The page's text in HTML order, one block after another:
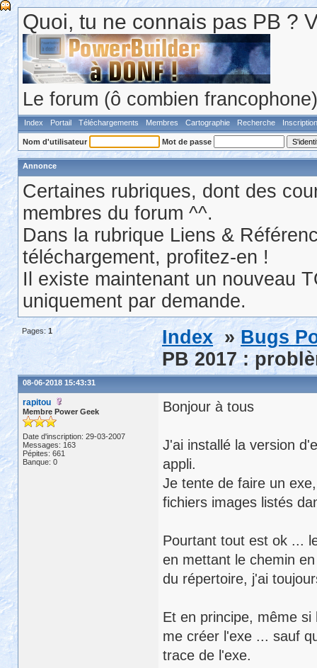
Quoi, tu ne connais pas PB ?
Le forum (ô combien
Index Portail Téléchargements Membres Cartographie Recherche Inscription
Nom d'utilisateur Mot de passe
Annonce
Certaines rubriques, dont des
membres du forum ^^.
Dans la rubrique Liens &
téléchargement, profitez-en !
Il existe maintenant un nouveau
uniquement par demande.
Pages: 1 Index »Bugs
PB 2017 :
08-06-2018 15:43:31
rapitou
Membre Power Geek
Date d'inscription: 29-03-2007
Messages: 163
Pépites: 661
Banque: 0
Bonjour à tous
J'ai installé la version
appli.
Je tente de faire un
fichiers images listés
Pourtant tout est ok ...
en mettant le chemin
du répertoire, j'ai
Et en principe, même
me créer l'exe ... sauf
trace de l'exe.